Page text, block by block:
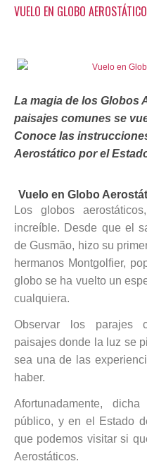
VUELO EN GLOBO
La magia de los Globos
paisajes comunes se
Conoce las
Aerostático por el
Vuelo en Globo
Los globos
increíble. Desde que el
de Gusmão, hizo su
hermanos Montgolfier,
globo se ha vuelto un
cualquiera.
Observar los parajes
paisajes donde la luz se
sea una de las
haber.
Afortunadamente,
público, y en el Estado
que podemos visitar si
Aerostáticos.